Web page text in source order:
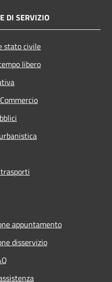
DI SERVIZIO
stato civile
libero
appuntamento
disservizio